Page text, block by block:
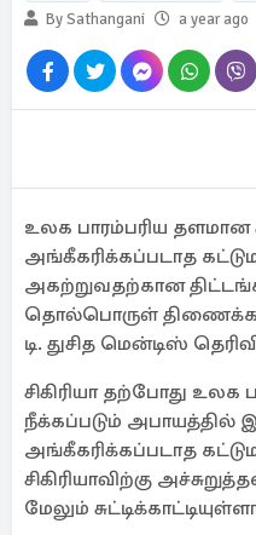
By Sathangani
a year ago
உலக பாரம்பரிய தளமான
அங்கீகரிக்கப்படாத
அகற்றுவதற்கான
தொல்பொருள்
டி. துசித மென்டிஸ்
சிகிரியா தற்போது உலக
நீக்கப்படும்
அங்கீகரிக்கப்படாத
சிகிரியாவிற்கு
மேலும்